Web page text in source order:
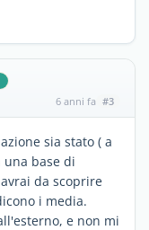
6 anni fa #3
sia stato ( a
base di
da scoprire
i media.
e non mi